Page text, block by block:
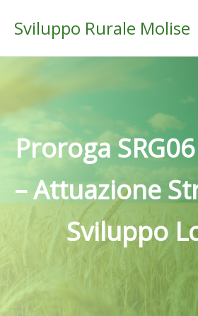
Sviluppo Rurale Molise
Proroga
– Attuazione
Sviluppo